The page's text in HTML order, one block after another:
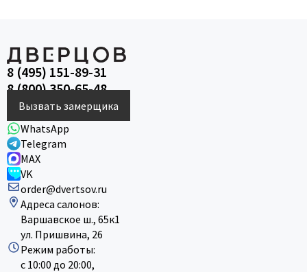
8 (495) 151-89-31
8 (800) 350-65-48
Вызвать замерщика
WhatsApp
Telegram
MAX
VK
order@dvertsov.ru
Адреса салонов:
Варшавское ш., 65к1
ул. Пришвина, 26
Режим работы:
с 10:00 до 20:00,